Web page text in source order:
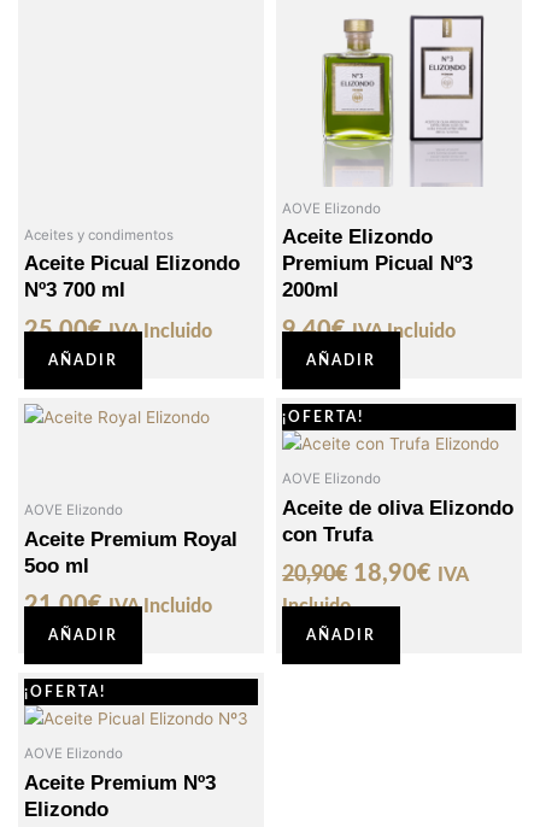
Aceites y condimentos
Aceite Picual Elizondo
Nº3 700 ml
25,00€ IVA Incluido
AÑADIR
AOVE Elizondo
Aceite Elizondo
Premium Picual Nº3
200ml
9,40€ IVA Incluido
AÑADIR
AOVE Elizondo
Aceite Premium Royal
5oo ml
21,00€ IVA Incluido
AÑADIR
¡OFERTA!
AOVE Elizondo
Aceite de oliva Elizondo
con Trufa
20,90€
El
precio
original
era:
20,90€.
18,90€
El
precio
es:
IVA
Incluido
AÑADIR
¡OFERTA!
AOVE Elizondo
Aceite Premium Nº3
Elizondo
El
precio
original
era:
20,50€.
precio
es: